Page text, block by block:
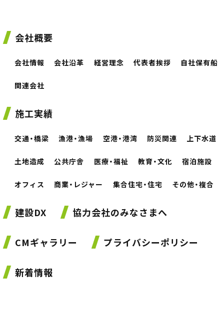
会社概要
会社情報 会社沿革 経営理念 代表者挨拶 自社保有船
関連会社
施工実績
交通・橋梁 漁港・漁場 空港・港湾 防災関連 上下水道
土地造成 公共庁舎 医療・福祉 教育・文化 宿泊施設
オフィス 商業・レジャー 集合住宅・住宅 その他・複合
建設DX 協力会社のみなさまへ
CMギャラリー プライバシーポリシー
新着情報